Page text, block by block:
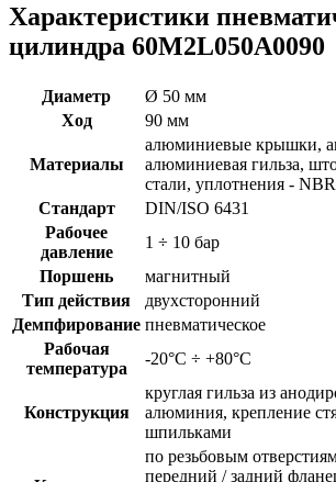
Характеристики
цилиндра 60M2L050A0090
Диаметр
Ø 50 мм
Ход
90 мм
Материалы
алюминиевые крышки,
алюминиевая гильза,
стали, уплотнения - NBR
Стандарт
DIN/ISO 6431
Рабочее
давление
1 ÷ 10 бар
Поршень
магнитный
Тип действия
двухсторонний
Демпфирование пневматическое
Рабочая
температура
-20°C ÷ +80°C
Конструкция
круглая гильза из
алюминия, крепление
шпильками
по резьбовым
передний / задний